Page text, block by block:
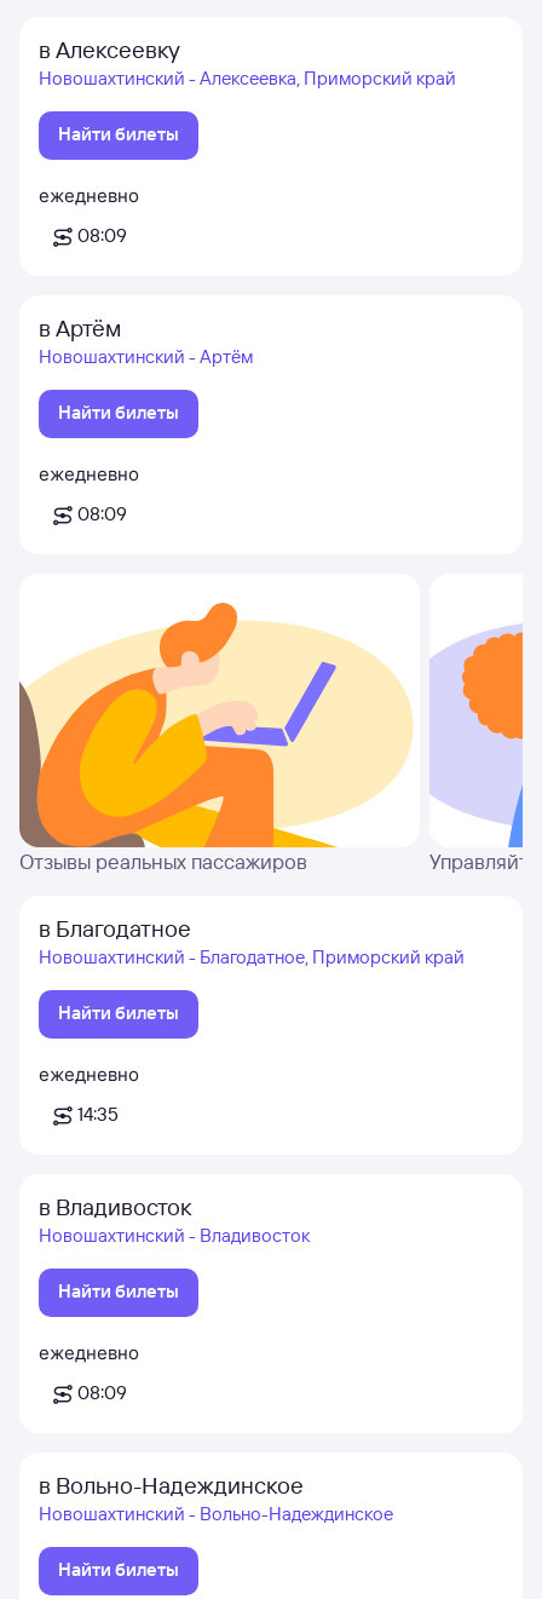
в Алексеевку
Новошахтинский - Алексеевка, Приморский край
Найти билеты
ежедневно
08:09
в Артём
Новошахтинский - Артём
Найти билеты
ежедневно
08:09
Отзывы реальных пассажиров
в Благодатное
Новошахтинский - Благодатное, Приморский край
Найти билеты
ежедневно
14:35
в Владивосток
Новошахтинский - Владивосток
Найти билеты
ежедневно
08:09
в Вольно-Надеждинское
Новошахтинский - Вольно-Надеждинское
Найти билеты